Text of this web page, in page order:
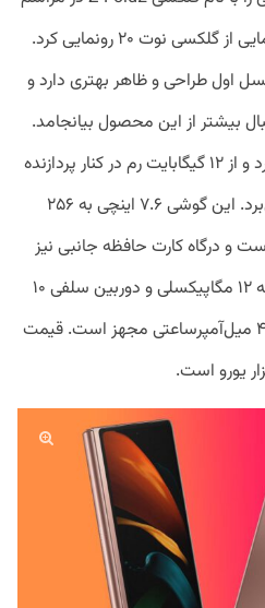
آنپکد سال ۲۰۲۰ همزمان با رونمایی از گلکسی نوت ۲۰ رونمایی کرد.
اول طراحی و ظاهر بهتری دارد و
بیشتر از این محصول بیانجامد.
زد فولد دو تنها ۲۷۹ گرم وزن دارد و از ۱۲ گیگابایت رم در کنار پردازنده
اسنپدراگون ۸۶۵ پلاس بهره می‌برد. این گوشی ۷.۶ اینچی به ۲۵۶
و درگاه کارت حافظه جانبی نیز
ندارد. این گوشی دوربین سه‌گانه ۱۲ مگاپیکسلی و دوربین سلفی ۱۰
مگاپیکسلی دارد و به باتری ۴۵۰۰ میل‌آمپرساعتی مجهز است. قیمت